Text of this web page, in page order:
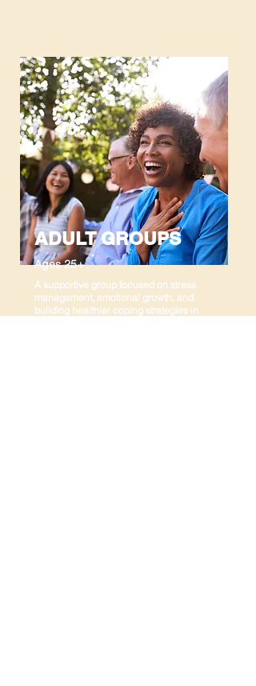
ADULT GROUPS
Ages 25+
A supportive group focused on stress
management, emotional growth, and
building healthier coping strategies in